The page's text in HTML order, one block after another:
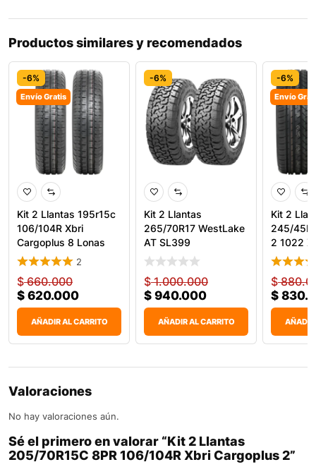
Productos similares y recomendados
-6%
Envío Gratis
Kit 2 Llantas 195r15c
106/104R Xbri
Cargoplus 8 Lonas
Car
2
$660.000
$ 620.000
AÑADIR AL CARRITO
-6%
Kit 2 Llantas
265/70R17 WestLake
AT SL399
$1.000.000
$ 940.000
AÑADIR AL CARRITO
-6%
Envío
Kit 2
245/
2 1022
$
$
AÑADIR
Valoraciones
No hay valoraciones aún.
Sé el primero en valorar “Kit 2 Llantas
205/70R15C 8PR 106/104R Xbri Cargoplus 2”